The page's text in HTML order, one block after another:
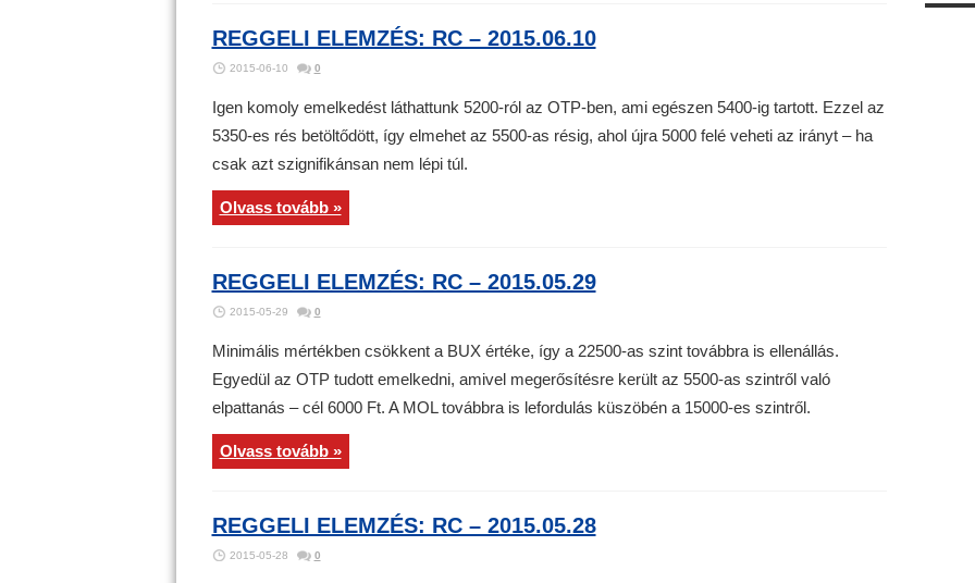
REGGELI ELEMZÉS: RC – 2015.06.10
2015-06-10 0
Igen komoly emelkedést láthattunk 5200-ról az OTP-ben, ami egészen 5400-ig tartott. Ezzel az
5350-es rés betöltődött, így elmehet az 5500-as résig, ahol újra 5000 felé veheti az irányt – ha
csak azt szignifikánsan nem lépi túl.
Olvass tovább »
REGGELI ELEMZÉS: RC – 2015.05.29
2015-05-29 0
Minimális mértékben csökkent a BUX értéke, így a 22500-as szint továbbra is ellenállás.
Egyedül az OTP tudott emelkedni, amivel megerősítésre került az 5500-as szintről való
elpattanás – cél 6000 Ft. A MOL továbbra is lefordulás küszöbén a 15000-es szintről.
Olvass tovább »
REGGELI ELEMZÉS: RC – 2015.05.28
2015-05-28 0